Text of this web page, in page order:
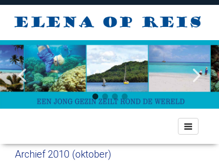
Toggle
navigation
Archief 2010 (oktober)